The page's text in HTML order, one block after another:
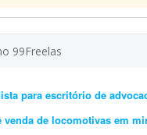
99Freelas
para escritório de
de locomotivas em